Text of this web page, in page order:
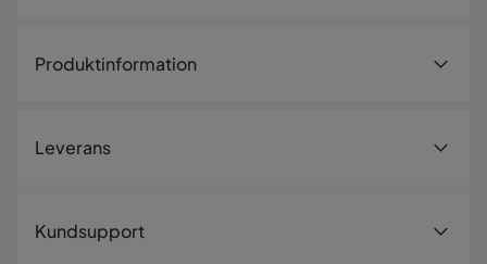
Storlek
Övrigt
Produktinformation
Leverans
Kundsupport